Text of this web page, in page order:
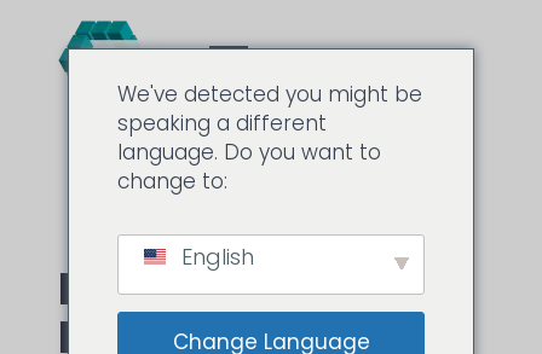
Plástico PEEK:
Piezas
We've detected you might be
speaking a different
language. Do you want to
change to:
English
Change Language